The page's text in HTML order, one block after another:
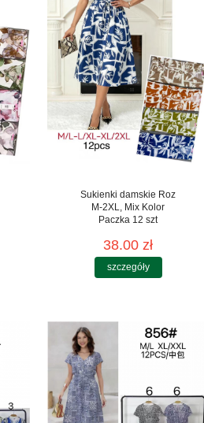
Sukienki damskie Roz
M-2XL, Mix Kolor
Paczka 12 szt
38.00 zł
szczegóły